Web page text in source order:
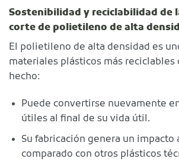
Sostenibilidad y reciclabilidad de
corte de polietileno de alta
El polietileno de alta densidad es
materiales plásticos más reciclables
hecho:
Puede convertirse nuevamente
útiles al final de su vida útil.
Su fabricación genera un
comparado con otros plásticos